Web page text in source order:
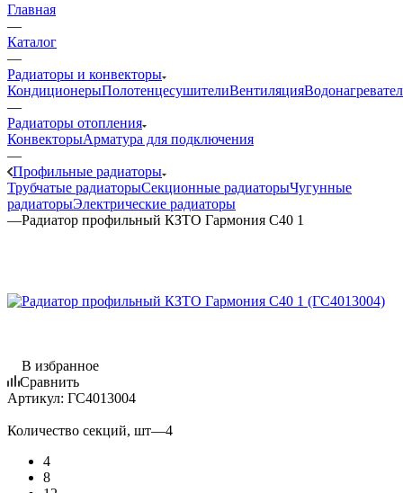
Главная
—
Каталог
—
Радиаторы и конвекторы
КондиционерыПолотенцесушителиВентиляция
—
Радиаторы отопления
КонвекторыАрматура для подключения
—
Профильные радиаторы
Трубчатые радиаторыСекционные радиаторыЧугунные
радиаторыЭлектрические радиаторы
—Радиатор профильный КЗТО Гармония С40 1
В избранное
Сравнить
Артикул: ГС4013004
Количество секций, шт—4
4
8